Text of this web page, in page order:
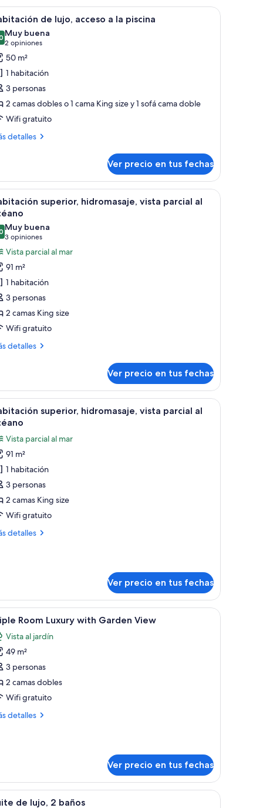
de techo, vista a una piscina y balcón.Habitación de hotel con dos camas,
18 de lujo, acceso a la piscina
de 10
Muy buena
2 opiniones
(2
opiniones)
50 m²
1 habitación
3 personas
2 camas dobles o 1 cama King size y 1 sofá cama doble
Wifi gratuito
detalles
Ver precio en tus fechas
camas, un sofá, un escritorio y un balcón con vistas.
Una habitación de hotel moderna con dos
15
superior, hidromasaje, vista parcial al
de 10
Muy buena
3 opiniones
(3
opiniones)
Vista parcial al mar
91 m²
1 habitación
3 personas
2 camas King size
Wifi gratuito
detalles
Ver precio en tus fechas
camas, un sofá, un escritorio y un balcón con vistas.
Una habitación de hotel moderna con dos
15
superior, hidromasaje, vista parcial al
Vista parcial al mar
91 m²
1 habitación
3 personas
2 camas King size
Wifi gratuito
detalles
Ver precio en tus fechas
seguridad en la habitación Minibar con artículos gratuitos y caja de
7 Room Luxury with Garden View
Vista al jardín
49 m²
3 personas
2 camas dobles
Wifi gratuito
detalles
Ver precio en tus fechas
un escritorio, un televisor y un ventilador de techo.Una habitación de hotel con dos camas, un
34 de lujo, 2 baños